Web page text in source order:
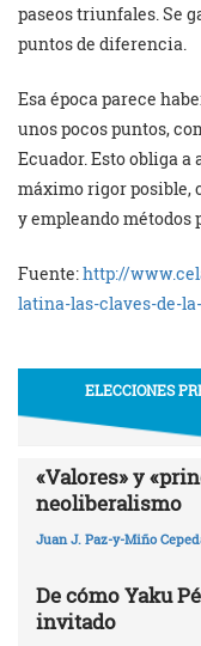
paseos triunfales. Se
puntos de diferencia.
Esa época parece
unos pocos puntos,
Ecuador. Esto obliga
máximo rigor posible,
y empleando métodos
Fuente:http://
latina-las-claves-de-
ELECCIONES
«Valores» y
neoliberalismo
Juan J. Paz-y-Miño
De cómo Yaku
invitado